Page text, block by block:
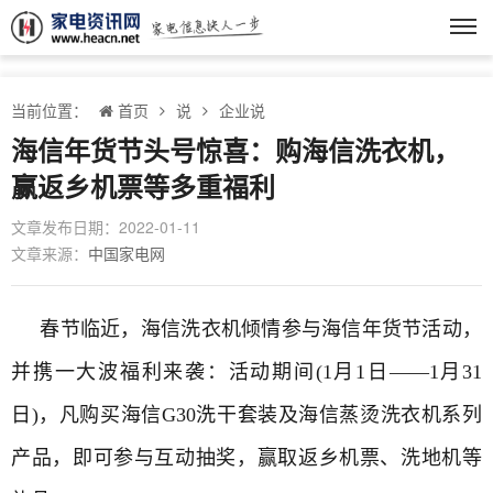
当前位置： 首页 说 企业说
海信年货节头号惊喜：购海信洗衣机，
赢返乡机票等多重福利
文章发布日期：2022-01-11
文章来源： 中国家电网
春节临近，海信洗衣机倾情参与海信年货节活动，
并携一大波福利来袭：活动期间(1月1日——1月31
日)，凡购买海信G30洗干套装及海信蒸烫洗衣机系列
产品，即可参与互动抽奖，赢取返乡机票、洗地机等